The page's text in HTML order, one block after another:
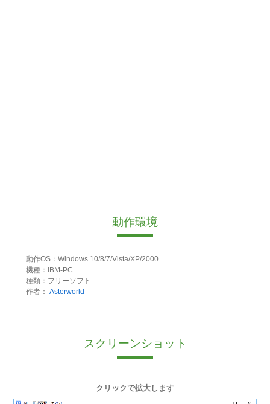
動作環境
動作OS：Windows 10/8/7/Vista/XP/2000
機種：IBM-PC
種類：フリーソフト
作者： Asterworld
スクリーンショット
クリックで拡大します